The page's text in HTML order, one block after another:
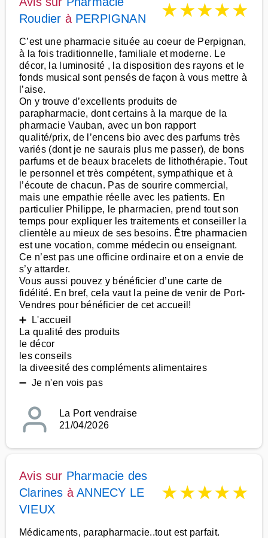
Roudier à PERPIGNAN ★★★★★
C’est une pharmacie située au coeur de Perpignan,
à la fois traditionnelle, familiale et moderne. Le
décor, la luminosité , la disposition des rayons et le
fonds musical sont pensés de façon à vous mettre à
l’aise.
On y trouve d’excellents produits de
parapharmacie, dont certains à la marque de la
pharmacie Vauban, avec un bon rapport
qualité/prix, de l’encens bio avec des parfums très
variés (dont je ne saurais plus me passer), de bons
parfums et de beaux bracelets de lithothérapie. Tout
le personnel et très compétent, sympathique et à
l’écoute de chacun. Pas de sourire commercial,
mais une empathie réelle avec les patients. En
particulier Philippe, le pharmacien, prend tout son
temps pour expliquer les traitements et conseiller la
clientèle au mieux de ses besoins. Être pharmacien
est une vocation, comme médecin ou enseignant.
Ce n’est pas une officine ordinaire et on a envie de
s’y attarder.
Vous aussi pouvez y bénéficier d’une carte de
fidélité. En bref, cela vaut la peine de venir de Port-
Vendres pour bénéficier de cet accueil!
➕ L'accueil
La qualité des produits
le décor
les conseils
la diveesité des compléments alimentaires
➖ Je n'en vois pas
La Port vendraise
21/04/2026
Avis sur Pharmacie des
Clarines àANNECY LE
VIEUX
★★★★★
Médicaments, parapharmacie..tout est parfait.